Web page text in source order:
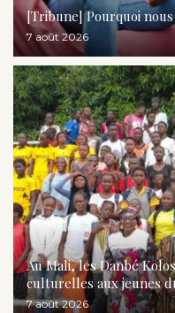
[Tribune] Pourquoi
7 août 2026
Au Mali, les Danbé
culturelles aux jeunes
7 août 2026